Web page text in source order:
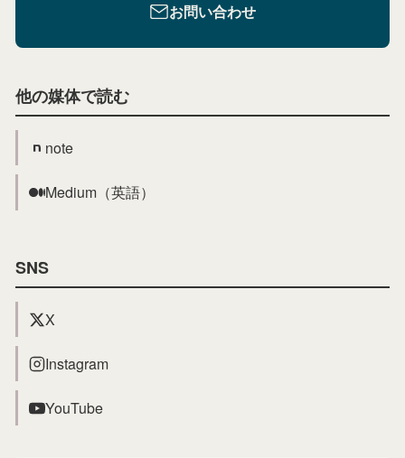
お問い合わせ
他の媒体で読む
note
Medium（英語）
SNS
X
Instagram
YouTube